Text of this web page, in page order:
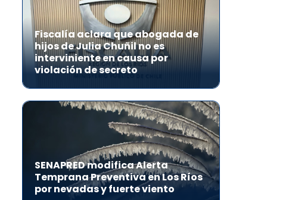
Fiscalía aclara que abogada de
hijos de Julia Chuñil no es
interviniente en causa por
violación de secreto
SENAPRED modifica Alerta
Temprana Preventiva en Los Ríos
por nevadas y fuerte viento